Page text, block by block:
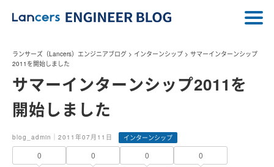
ランサーズ（Lancers）エンジニアブログ > インターンシップ > サマーインターンシップ
2011を開始しました
サマーインターンシップ2011を
開始しました
blog_admin｜2011年07月11日 インターンシップ
0 0 0 0